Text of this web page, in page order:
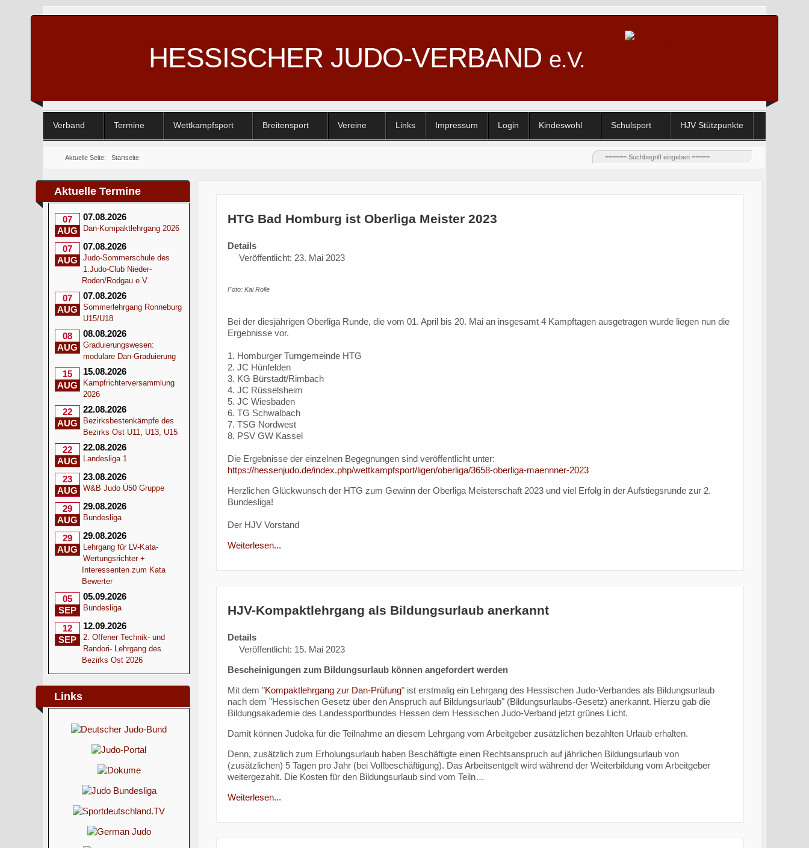
HESSISCHER JUDO-VERBAND e.V.
Verband Termine Wettkampfsport Breitensport Vereine Links Impressum Login Kindeswohl Schulsport HJV Stützpunkte
Aktuelle Seite:Startseite
Aktuelle Termine
07
AUG
07.08.2026
Dan-Kompaktlehrgang 2026
07
AUG
07.08.2026
Judo-Sommerschule des
1.Judo-Club Nieder-
Roden/Rodgau e.V.
07
AUG
07.08.2026
Sommerlehrgang Ronneburg
U15/U18
08
AUG
08.08.2026
Graduierungswesen:
modulare Dan-Graduierung
15
AUG
15.08.2026
Kampfrichterversammlung
2026
22
AUG
22.08.2026
Bezirksbestenkämpfe des
Bezirks Ost U11, U13, U15
22
AUG
22.08.2026
Landesliga 1
23
AUG
23.08.2026
W&B Judo Ü50 Gruppe
29
AUG
29.08.2026
Bundesliga
29
AUG
29.08.2026
Lehrgang für LV-Kata-
Wertungsrichter +
Interessenten zum Kata
Bewerter
05
SEP
05.09.2026
Bundesliga
12
SEP
12.09.2026
2. Offener Technik- und
Randori- Lehrgang des
Bezirks Ost 2026
Links
HTG Bad Homburg ist Oberliga Meister 2023
Details
Veröffentlicht: 23. Mai 2023
Foto: Kai Rolle
Bei der diesjährigen Oberliga Runde, die vom 01. April bis 20. Mai an insgesamt 4 Kampftagen ausgetragen wurde liegen nun die
Ergebnisse vor.
1. Homburger Turngemeinde HTG
2. JC Hünfelden
3. KG Bürstadt/Rimbach
4. JC Rüsselsheim
5. JC Wiesbaden
6. TG Schwalbach
7. TSG Nordwest
8. PSV GW Kassel
Die Ergebnisse der einzelnen Begegnungen sind veröffentlicht unter:
https://hessenjudo.de/index.php/wettkampfsport/ligen/oberliga/3658-oberliga-maennner-2023
Herzlichen Glückwunsch der HTG zum Gewinn der Oberliga Meisterschaft 2023 und viel Erfolg in der Aufstiegsrunde zur 2.
Bundesliga!
Der HJV Vorstand
Weiterlesen...
HJV-Kompaktlehrgang als Bildungsurlaub anerkannt
Details
Veröffentlicht: 15. Mai 2023
Bescheinigungen zum Bildungsurlaub können angefordert werden
Mit dem "Kompaktlehrgang zur Dan-Prüfung" ist erstmalig ein Lehrgang des Hessischen Judo-Verbandes als Bildungsurlaub
nach dem "Hessischen Gesetz über den Anspruch auf Bildungsurlaub" (Bildungsurlaubs-Gesetz) anerkannt. Hierzu gab die
Bildungsakademie des Landessportbundes Hessen dem Hessischen Judo-Verband jetzt grünes Licht.
Damit können Judoka für die Teilnahme an diesem Lehrgang vom Arbeitgeber zusätzlichen bezahlten Urlaub erhalten.
Denn, zusätzlich zum Erholungsurlaub haben Beschäftigte einen Rechtsanspruch auf jährlichen Bildungsurlaub von
(zusätzlichen) 5 Tagen pro Jahr (bei Vollbeschäftigung). Das Arbeitsentgelt wird während der Weiterbildung vom Arbeitgeber
weitergezahlt. Die Kosten für den Bildungsurlaub sind vom Teiln…
Weiterlesen...